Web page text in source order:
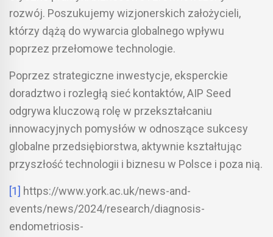
rozwój. Poszukujemy wizjonerskich założycieli,
którzy dążą do wywarcia globalnego wpływu
poprzez przełomowe technologie.
Poprzez strategiczne inwestycje, eksperckie
doradztwo i rozległą sieć kontaktów, AIP Seed
odgrywa kluczową rolę w przekształcaniu
innowacyjnych pomysłów w odnoszące sukcesy
globalne przedsiębiorstwa, aktywnie kształtując
przyszłość technologii i biznesu w Polsce i poza nią.
[1] https://www.york.ac.uk/news-and-
events/news/2024/research/diagnosis-
endometriosis-